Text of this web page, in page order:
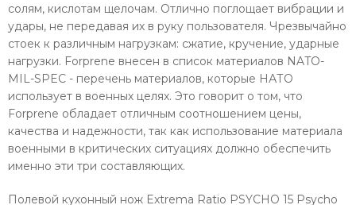
солям, кислотам щелочам. Отлично поглощает вибрации и
удары, не передавая их в руку пользователя. Чрезвычайно
стоек к различным нагрузкам: сжатие, кручение, ударные
нагрузки. Forprene внесен в список материалов NATO-
MIL-SPEC - перечень материалов, которые НАТО
использует в военных целях. Это говорит о том, что
Forprene обладает отличным соотношением цены,
качества и надежности, так как использование материала
военными в критических ситуациях должно обеспечить
именно эти три составляющих.
Полевой кухонный нож Extrema Ratio PSYCHO 15 Psycho